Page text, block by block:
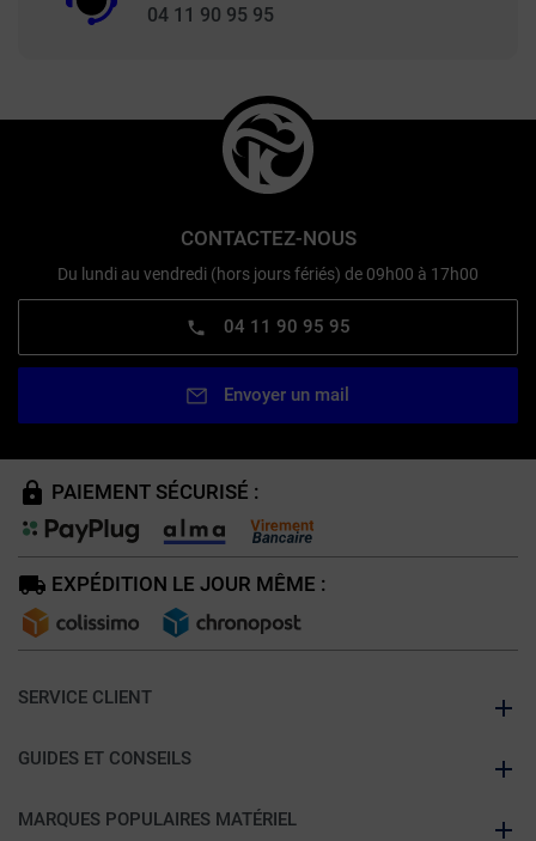
04 11 90 95 95
CONTACTEZ-NOUS
Du lundi au vendredi (hors jours fériés) de 09h00 à 17h00
04 11 90 95 95
Envoyer un mail
PAIEMENT SÉCURISÉ :
EXPÉDITION LE JOUR MÊME :
SERVICE CLIENT
GUIDES ET CONSEILS
MARQUES POPULAIRES MATÉRIEL